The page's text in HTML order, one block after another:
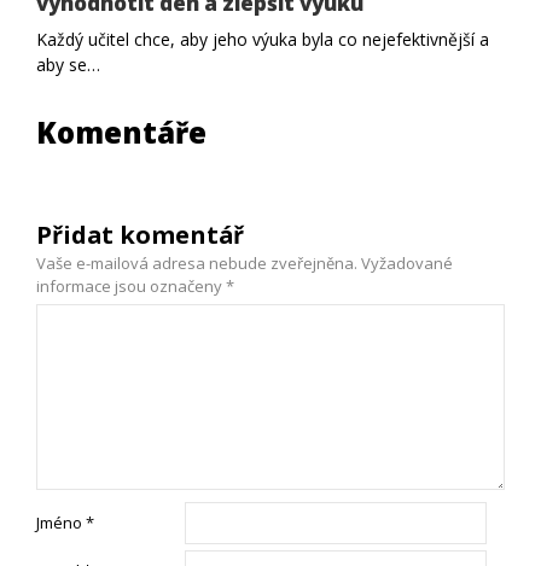
Každý učitel chce, aby jeho výuka byla co nejefektivnější a
aby se…
Komentáře
Přidat komentář
Vaše e-mailová adresa nebude zveřejněna. Vyžadované
informace jsou označeny*
Jméno *